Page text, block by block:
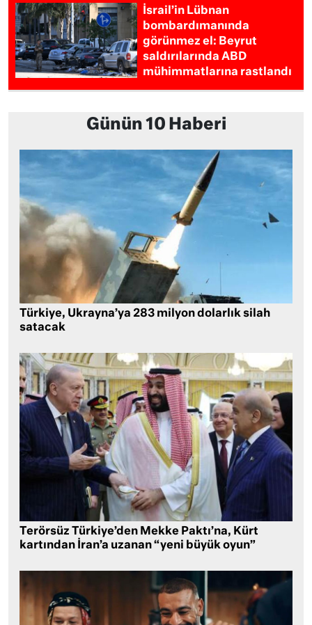
İsrail’in Lübnan
bombardımanında
görünmez el: Beyrut
saldırılarında ABD
mühimmatlarına rastlandı
Günün 10 Haberi
Türkiye, Ukrayna’ya 283 milyon dolarlık silah
satacak
Terörsüz Türkiye’den Mekke Paktı’na, Kürt
kartından İran’a uzanan “yeni büyük oyun”